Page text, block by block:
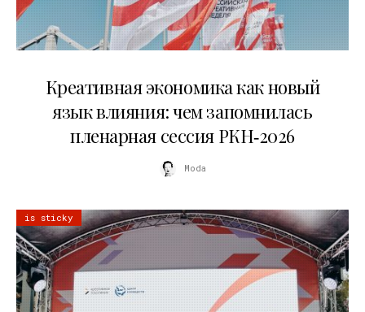
Креативная экономика как новый
язык влияния: чем запомнилась
пленарная сессия РКН‑2026
Moda
is sticky